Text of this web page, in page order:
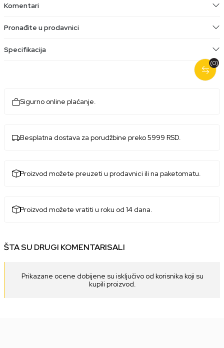
(0)
Komentari
Pronađite u prodavnici
Specifikacija
Sigurno online plaćanje.
Besplatna dostava za porudžbine preko 5999 RSD.
Proizvod možete preuzeti u prodavnici ili na paketomatu.
Proizvod možete vratiti u roku od 14 dana.
ŠTA SU DRUGI KOMENTARISALI
Prikazane ocene dobijene su isključivo od korisnika koji su
kupili proizvod.